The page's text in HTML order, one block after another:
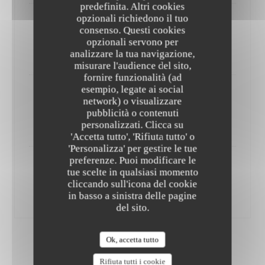
predefinita. Altri cookies
opzionali richiedono il tuo
consenso. Questi cookies
opzionali servono per
analizzare la tua navigazione,
misurare l'audience del sito,
fornire funzionalità (ad
esempio, legate ai social
network) o visualizzare
pubblicità o contenuti
personalizzati. Clicca su
'Accetta tutto', 'Rifiuta tutto' o
'Personalizza' per gestire le tue
preferenze. Puoi modificare le
tue scelte in qualsiasi momento
cliccando sull'icona del cookie
in basso a sinistra delle pagine
del sito.
Ok, accetta tutto
Rifiuta tutti i cookie
Jambon ibérique Cebo Pata Negra 36 mois
25g
9,00 EUR
Jambon ibérique Cebo Pata Negra 36 mois
50g
19,00 EUR
Jambon ibérique Cebo Pata Negra 36 mois
100g
36,00 EUR
ENTRÉES